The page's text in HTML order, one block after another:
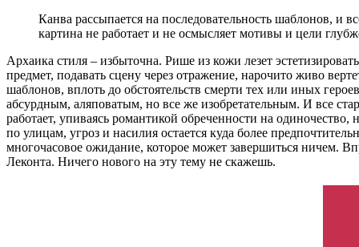
Канва рассыпается на последовательность шаблонов, и
картина не работает и не осмысляет мотивы и цели
Архаика стиля – избыточна. Рише из кожи лезет
предмет, подавать сцену через отражение, нарочито живо
шаблонов, вплоть до обстоятельств смерти тех или иных
абсурдным, аляповатым, но все же изобретательным. И все
работает, упиваясь романтикой обреченности на
по улицам, угроз и насилия остается куда более
многочасовое ожидание, которое может завершиться ничем.
Леконта. Ничего нового на эту тему не скажешь.